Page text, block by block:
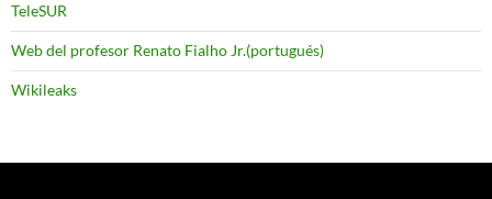
TeleSUR
Web del profesor Renato Fialho Jr.(portugués)
Wikileaks